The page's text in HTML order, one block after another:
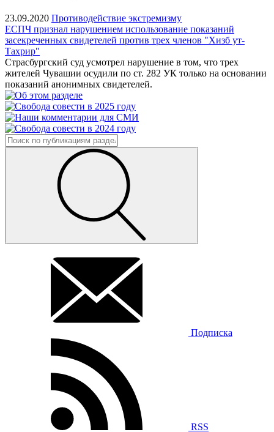
23.09.2020 Противодействие экстремизму
ЕСПЧ признал нарушением использование показаний
засекреченных свидетелей против трех членов "Хизб ут-
Тахрир"
Страсбургский суд усмотрел нарушение в том, что трех
жителей Чувашии осудили по ст. 282 УК только на основании
показаний анонимных свидетелей.
Подписка
RSS